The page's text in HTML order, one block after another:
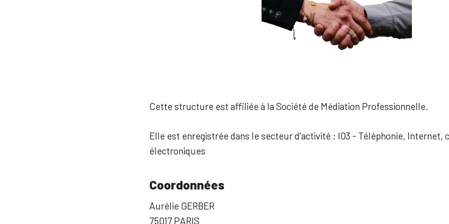
Cette structure est affiliée à la Société de Médiation Professionnelle.
Elle est enregistrée dans le secteur d'activité : I03 - Téléphonie, Internet,
électroniques
Coordonnées
Aurélie GERBER
75017 PARIS